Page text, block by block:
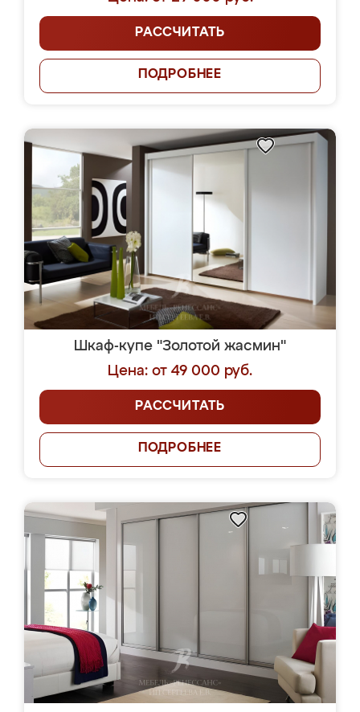
РАССЧИТАТЬ
ПОДРОБНЕЕ
Шкаф-купе "Золотой жасмин"
Цена: от 49 000 руб.
РАССЧИТАТЬ
ПОДРОБНЕЕ